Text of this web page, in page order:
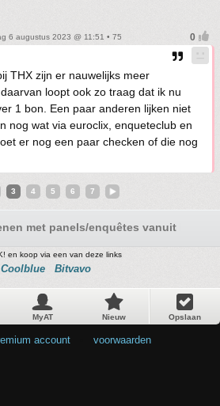
6 augustus 2023 @ 11:51 • 75
THX zijn er nauwelijks meer
loopt ook zo traag dat ik nu
1 bon. Een paar anderen lijken niet
nog wat via euroclix, enqueteclub en
er nog een paar checken of die nog
3 4 5 6 7
met panels/enquêtes vanuit huis
en koop via een van deze links
Coolblue Bitvavo
MyAT Nieuw Opslaan
account voorwaarden